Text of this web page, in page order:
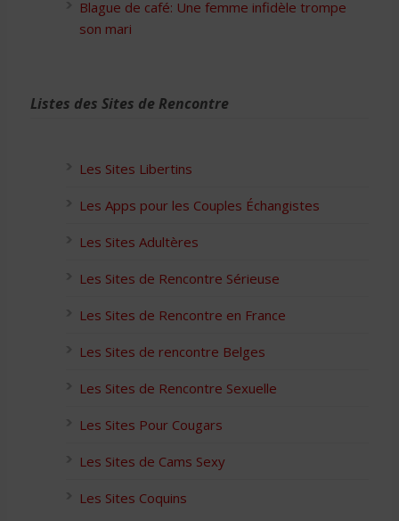
Blague de café: Une femme infidèle trompe
son mari
Listes des Sites de Rencontre
Les Sites Libertins
Les Apps pour les Couples Échangistes
Les Sites Adultères
Les Sites de Rencontre Sérieuse
Les Sites de Rencontre en France
Les Sites de rencontre Belges
Les Sites de Rencontre Sexuelle
Les Sites Pour Cougars
Les Sites de Cams Sexy
Les Sites Coquins